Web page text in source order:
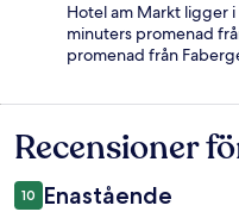
Hotel am Markt ligger
minuters promenad
promenad från
Recensioner
Recensioner
10 Enastående